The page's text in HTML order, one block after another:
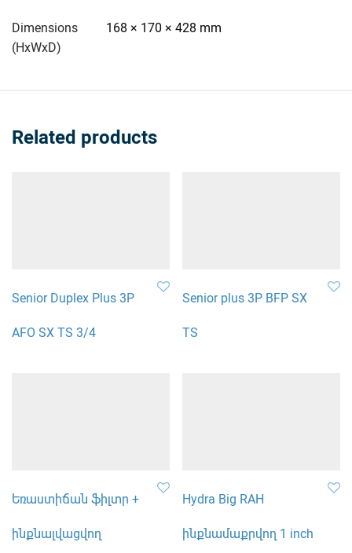
Dimensions
(HxWxD)
168 × 170 × 428 mm
Related products
Senior Duplex Plus 3P
AFO SX TS 3/4
Senior plus 3P BFP SX
TS
Եռաստիճան ֆիլտր +
ինքնալվացվող
Hydra Big RAH
ինքնամաքրվող 1 inch